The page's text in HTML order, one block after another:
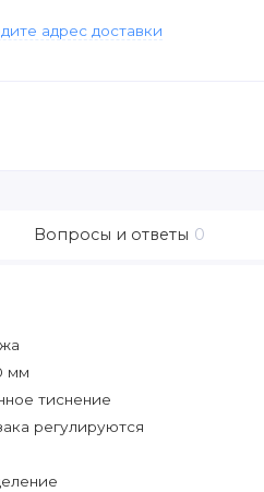
адрес доставки
Вопросы и ответы 0
мм
тиснение
регулируются